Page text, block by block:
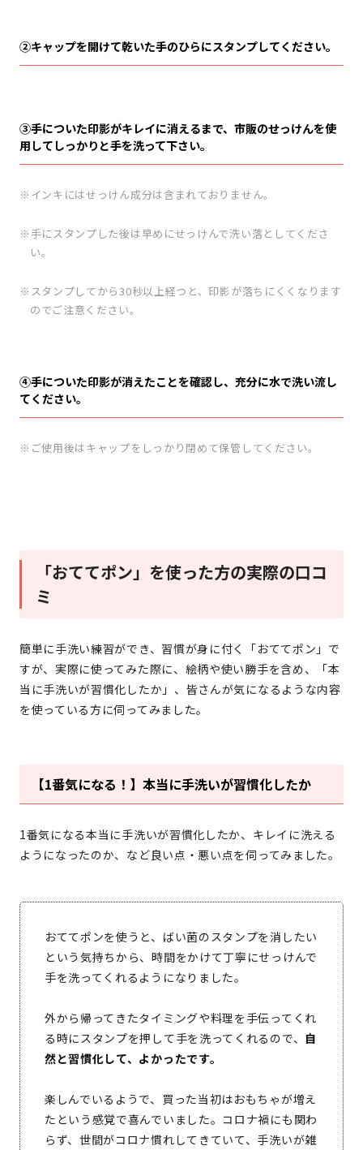
②キャップを開けて乾いた手のひらにスタンプしてください。
③手についた印影がキレイに消えるまで、市販のせっけんを使
用してしっかりと手を洗って下さい。
インキにはせっけん成分は含まれておりません。
手にスタンプした後は早めにせっけんで洗い落としてくださ
い。
スタンプしてから30秒以上経つと、印影が落ちにくくなります
のでご注意ください。
④手についた印影が消えたことを確認し、充分に水で洗い流し
てください。
ご使用後はキャップをしっかり閉めて保管してください。
「おててポン」を使った方の実際の口コ
ミ
簡単に手洗い練習ができ、習慣が身に付く「おててポン」で
すが、実際に使ってみた際に、絵柄や使い勝手を含め、「本
当に手洗いが習慣化したか」、皆さんが気になるような内容
を使っている方に伺ってみました。
【1番気になる！】本当に手洗いが習慣化したか
1番気になる本当に手洗いが習慣化したか、キレイに洗える
ようになったのか、など良い点・悪い点を伺ってみました。
おててポンを使うと、ばい菌のスタンプを消したい
という気持ちから、時間をかけて丁寧にせっけんで
手を洗ってくれるようになりました。
外から帰ってきたタイミングや料理を手伝ってくれ
る時にスタンプを押して手を洗ってくれるので、 自
然と習慣化して、よかったです。
楽しんでいるようで、買った当初はおもちゃが増え
たという感覚で喜んでいました。コロナ禍にも関わ
らず、世間がコロナ慣れしてきていて、手洗いが雑